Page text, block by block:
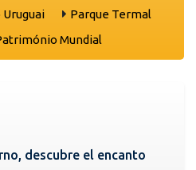
Parque Termal
Mundial
descubre el encanto